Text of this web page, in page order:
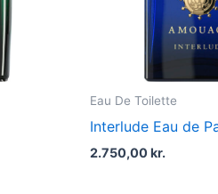
Eau De Toilette
Interlude Eau de
2.750,00kr.